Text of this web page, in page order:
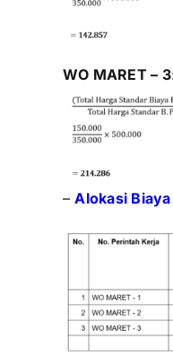
WO MARET – 3
–Alokasi